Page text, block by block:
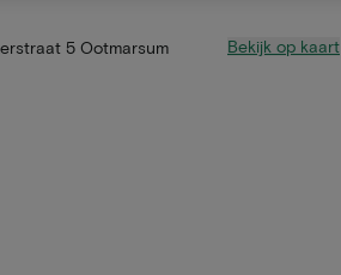
5 Ootmarsum Bekijk op kaart